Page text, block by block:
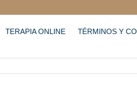
TERAPIA ONLINE TÉRMINOS Y